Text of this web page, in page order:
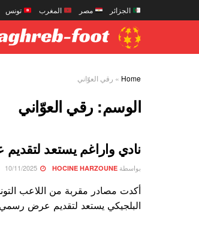
الجزائر مصر المغرب تونس
Home
» رقي العوّاني
الوسم: رقي العوّاني
نادي واراغم يستعد
بواسطة HOCINE HARZOUNE
أكدت مصادر مقربة من اللاعب
البلجيكي يستعد لتقديم عرض رسمي